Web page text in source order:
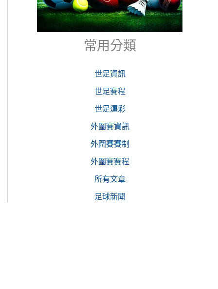
常用分類
世足資訊
世足賽程
世足運彩
外圍賽資訊
外圍賽賽制
外圍賽賽程
所有文章
足球新聞